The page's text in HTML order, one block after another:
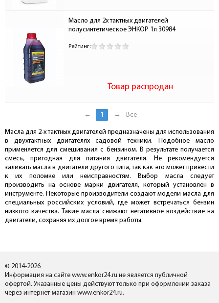
Масло для 2х тактных двигателей
полусинтетическое ЭНКОР 1л 30984
Рейтинг:
Товар распродан
← 1 → Все
Масла для 2-х тактных двигателей предназначены для использования
в двухтактных двигателях садовой техники. Подобное масло
применяется для смешивания с бензином. В результате получается
смесь, пригодная для питания двигателя. Не рекомендуется
заливать масла в двигатели другого типа, так как это может привести
к их поломке или неисправностям. Выбор масла следует
производить на основе марки двигателя, который установлен в
инструменте. Некоторые производители создают модели масла для
специальных российских условий, где может встречаться бензин
низкого качества. Такие масла снижают негативное воздействие на
двигатели, сохраняя их долгое время работы.
© 2014-2026
Информация на сайте www.enkor24.ru не является публичной
офертой. Указанные цены действуют только при оформлении заказа
через интернет-магазин www.enkor24.ru.